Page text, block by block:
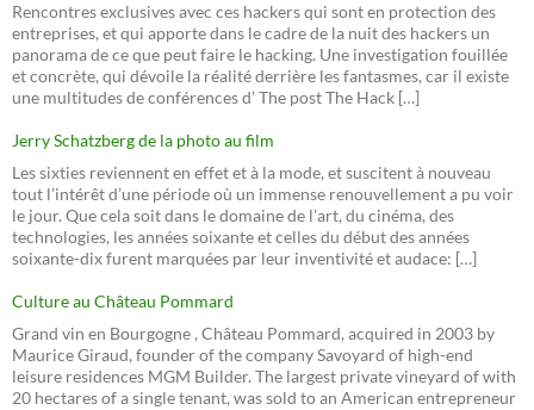
Rencontres exclusives avec ces hackers qui sont en protection des
entreprises, et qui apporte dans le cadre de la nuit des hackers un
panorama de ce que peut faire le hacking. Une investigation fouillée
et concrète, qui dévoile la réalité derrière les fantasmes, car il existe
une multitudes de conférences d’ The post The Hack […]
Jerry Schatzberg de la photo au film
Les sixties reviennent en effet et à la mode, et suscitent à nouveau
tout l’intérêt d’une période où un immense renouvellement a pu voir
le jour. Que cela soit dans le domaine de l’art, du cinéma, des
technologies, les années soixante et celles du début des années
soixante-dix furent marquées par leur inventivité et audace: […]
Culture au Château Pommard
Grand vin en Bourgogne , Château Pommard, acquired in 2003 by
Maurice Giraud, founder of the company Savoyard of high-end
leisure residences MGM Builder. The largest private vineyard of with
20 hectares of a single tenant, was sold to an American entrepreneur